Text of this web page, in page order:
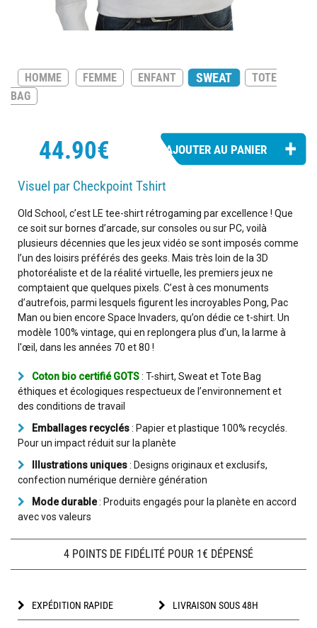
HOMME FEMME ENFANT SWEAT
TOTE
BAG
44.90€
Visuel par Checkpoint Tshirt
Old School, c’est LE tee-shirt rétrogaming par excellence ! Que
ce soit sur bornes d’arcade, sur consoles ou sur PC, voilà
plusieurs décennies que les jeux vidéo se sont imposés comme
l’un des loisirs préférés des geeks. Mais très loin de la 3D
photoréaliste et de la réalité virtuelle, les premiers jeux ne
comptaient que quelques pixels. C’est à ces monuments
d’autrefois, parmi lesquels figurent les incroyables Pong, Pac
Man ou bien encore Space Invaders, qu’on dédie ce t-shirt. Un
modèle 100% vintage, qui en replongera plus d’un, la larme à
l'œil, dans les années 70 et 80 !
Coton bio certifié GOTS: T-shirt, Sweat et Tote Bag
éthiques et écologiques respectueux de l’environnement et
des conditions de travail
Emballages recyclés: Papier et plastique 100% recyclés.
Pour un impact réduit sur la planète
Illustrations uniques: Designs originaux et exclusifs,
confection numérique dernière génération
Mode durable: Produits engagés pour la planète en accord
avec vos valeurs
4 POINTS DE FIDÉLITÉ POUR 1€ DÉPENSÉ
EXPÉDITION RAPIDE LIVRAISON SOUS 48H